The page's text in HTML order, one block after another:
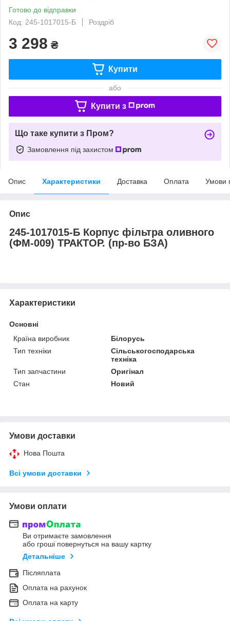
Готово до відправки
Код: 245-1017015-Б
Роздріб
3 298 ₴
Купити
або
Купити з
Що таке купити з Пром?
Замовлення під захистом
Опис Характеристики Доставка Оплата Умови
Опис
245-1017015-Б Корпус фільтра оливного
(ФМ-009) ТРАКТОР. (пр-во БЗА)
Характеристики
Основні
Країна виробник
Білорусь
Тип техніки
Сільськогосподарська
техніка
Тип запчастини
Оригінал
Стан
Новий
Умови доставки
Нова Пошта
Всі умови доставки
Умови оплати
Ви отримаєте замовлення
або гроші повернуться на вашу картку
Детальніше
Післяплата
Оплата на рахунок
Оплата на карту